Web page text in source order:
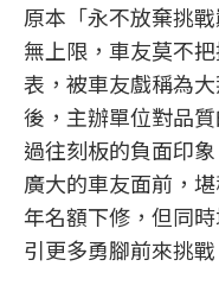
原本「永不放棄挑
無上限，車友莫不
表，被車友戲稱為
後，主辦單位對品
過往刻板的負面印
廣大的車友面前，
年名額下修，但同
引更多勇腳前來挑戰